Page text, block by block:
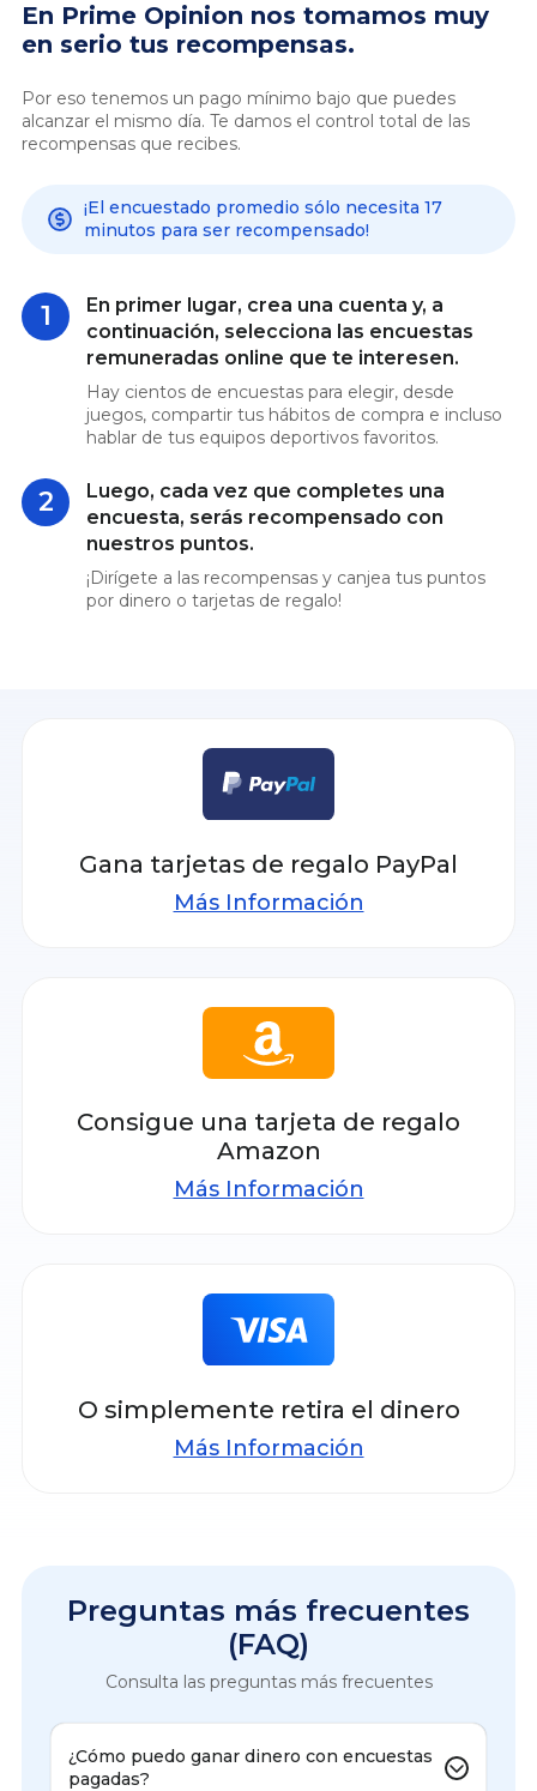
En Prime Opinion nos tomamos muy
en serio tus recompensas.
Por eso tenemos un pago mínimo bajo que puedes
alcanzar el mismo día. Te damos el control total de las
recompensas que recibes.
¡El encuestado promedio sólo necesita 17
minutos para ser recompensado!
1
En primer lugar, crea una cuenta y, a
continuación, selecciona las encuestas
remuneradas online que te interesen.
Hay cientos de encuestas para elegir, desde
juegos, compartir tus hábitos de compra e incluso
hablar de tus equipos deportivos favoritos.
2
Luego, cada vez que completes una
encuesta, serás recompensado con
nuestros puntos.
¡Dirígete a las recompensas y canjea tus puntos
por dinero o tarjetas de regalo!
Gana tarjetas de regalo PayPal
Más Información
Consigue una tarjeta de regalo
Amazon
Más Información
O simplemente retira el dinero
Más Información
Preguntas más frecuentes
(FAQ)
Consulta las preguntas más frecuentes
¿Cómo puedo ganar dinero con encuestas
pagadas?